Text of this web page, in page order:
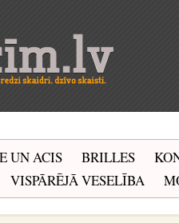
UN ACIS BRILLES
VISPĀRĒJĀ VESELĪBA